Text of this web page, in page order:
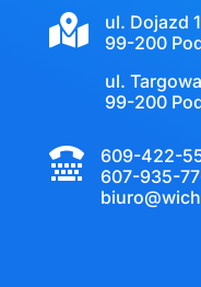

ul. Dojazd
99-200
ul.
99-200

609-422-
607-935-